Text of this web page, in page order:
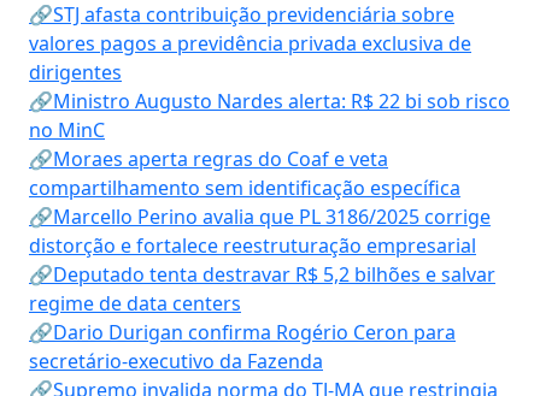
🔗STJ afasta contribuição previdenciária sobre
valores pagos a previdência privada exclusiva de
dirigentes
🔗Ministro Augusto Nardes alerta: R$ 22 bi sob risco
no MinC
🔗Moraes aperta regras do Coaf e veta
compartilhamento sem identificação específica
🔗Marcello Perino avalia que PL 3186/2025 corrige
distorção e fortalece reestruturação empresarial
🔗Deputado tenta destravar R$ 5,2 bilhões e salvar
regime de data centers
🔗Dario Durigan confirma Rogério Ceron para
secretário-executivo da Fazenda
🔗Supremo invalida norma do TJ-MA que restringia